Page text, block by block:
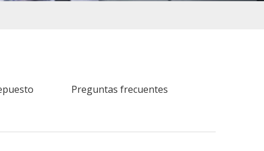
Preguntas frecuentes